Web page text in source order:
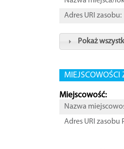
Adres URI zasobu:
Pokaż
MIEJSCOWOŚCI
Miejscowość:
Nazwa
Adres URI zasobu